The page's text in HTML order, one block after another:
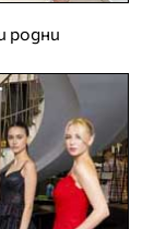
родни